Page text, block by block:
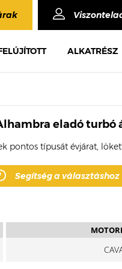
ALKATRÉSZ
eladó turbó
pontos típusát évjárat,
Segítség a választáshoz